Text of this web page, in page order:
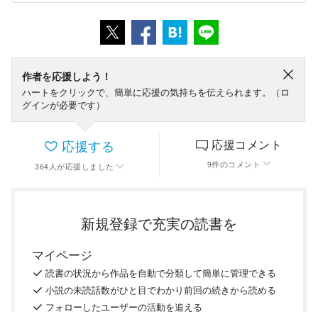
作者を応援しよう！
ハートをクリックで、簡単に応援の気持ちを伝えられます。（ロ
グインが必要です）
応援する
364 人が応援しました
応援コメント
9件のコメント
新規登録で充実の読書を
マイページ
読書の状況から作品を自動で分類して簡単に管理できる
小説の未読話数がひと目でわかり前回の続きから読める
フォローしたユーザーの活動を追える